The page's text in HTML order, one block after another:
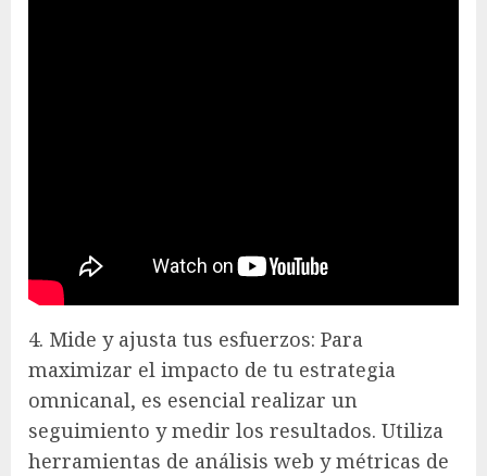
4. Mide y ajusta tus esfuerzos: Para
maximizar el impacto de tu estrategia
omnicanal, es esencial realizar un
seguimiento y medir los resultados. Utiliza
herramientas de análisis web y métricas de